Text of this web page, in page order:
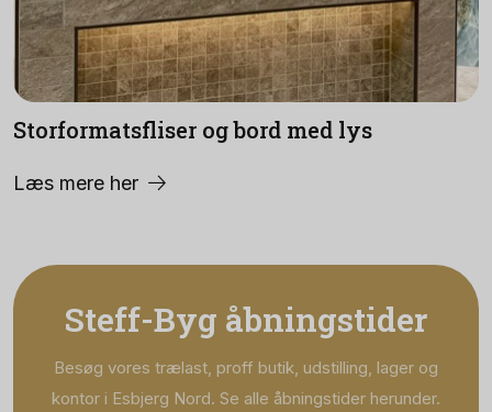
Storformatsfliser og bord med lys
Læs mere her
Steff-Byg åbningstider
Besøg vores trælast, proff butik, udstilling, lager og
kontor i Esbjerg Nord. Se alle åbningstider herunder.